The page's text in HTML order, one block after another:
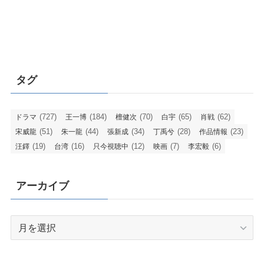
タグ
ドラマ (727) 王一博 (184) 檀健次 (70) 白宇 (65) 肖戦 (62)
宋威龍 (51) 朱一龍 (44) 張新成 (34) 丁禹兮 (28) 作品情報 (23)
汪鐸 (19) 台湾 (16) 只今視聴中 (12) 映画 (7) 李宏毅 (6)
アーカイブ